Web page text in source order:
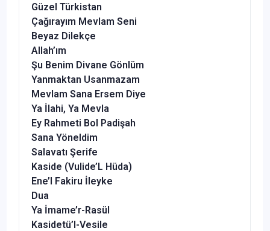
Güzel Türkistan
Çağırayım Mevlam Seni
Beyaz Dilekçe
Allah’ım
Şu Benim Divane Gönlüm
Yanmaktan Usanmazam
Mevlam Sana Ersem Diye
Ya İlahi, Ya Mevla
Ey Rahmeti Bol Padişah
Sana Yöneldim
Salavatı Şerife
Kaside (Vulide’L Hüda)
Ene’l Fakiru İleyke
Dua
Ya İmame’r-Rasül
Kasidetü’l-Vesile